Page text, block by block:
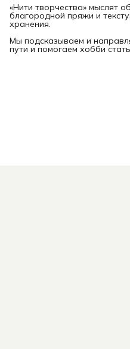
«Нити творчества» мыслят
благородной пряжи и
хранения.
Мы подсказываем и
пути и помогаем хобби